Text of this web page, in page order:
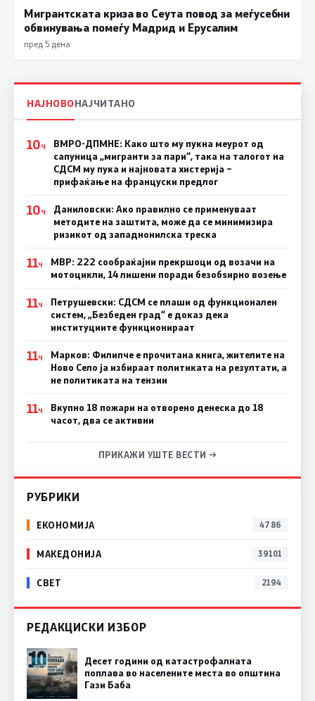
Мигрантската криза во Сеута повод за меѓусебни
обвинувања помеѓу Мадрид и Ерусалим
пред 5 дена
НАЈНОВОНАЈЧИТАНО
10Ч
ВМРО-ДПМНЕ: Како што му пукна меурот од
сапуница „мигранти за пари“, така на талогот на
СДСМ му пука и најновата хистерија –
прифаќање на француски предлог
10Ч
Даниловски: Ако правилно се применуваат
методите на заштита, може да се минимизира
ризикот од западнонилска треска
11Ч
МВР: 222 сообраќајни прекршоци од возачи на
мотоцикли, 14 лишени поради безобѕирно возење
11Ч
Петрушевски: СДСМ се плаши од функционален
систем, „Безбеден град“ е доказ дека
институциите функционираат
11Ч
Марков: Филипче е прочитана книга, жителите на
Ново Село ја избираат политиката на резултати, а
не политиката на тензии
11Ч
Вкупно 18 пожари на отворено денеска до 18
часот, два се активни
ПРИКАЖИ УШТЕ ВЕСТИ →
РУБРИКИ
ЕКОНОМИЈА 4786
МАКЕДОНИЈА 39101
СВЕТ 2194
РЕДАКЦИСКИ ИЗБОР
Десет години од катастрофалната
поплава во населените места во општина
Гази Баба